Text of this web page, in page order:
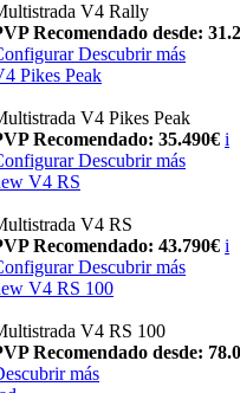
V4 Rally
Recomendado desde:
Descubrir más
Pikes Peak
V4 Pikes Peak
Recomendado: 35.490€ i
Descubrir más
V4 RS
V4 RS
Recomendado: 43.790€ i
Descubrir más
V4 RS 100
V4 RS 100
Recomendado desde:
más